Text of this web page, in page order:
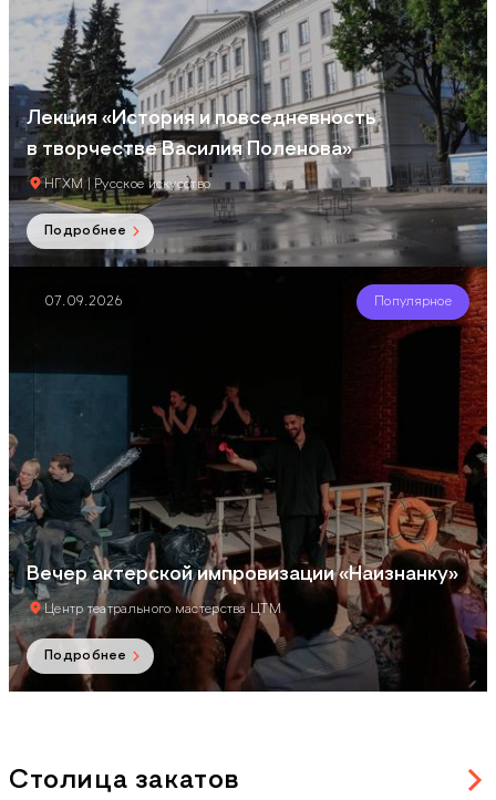
Лекция «История и повседневность
в творчестве Василия Поленова»
НГХМ | Русское искусство
Подробнее
07.09.2026 Популярное
Вечер актерской импровизации «Наизнанку»
Центр театрального мастерства ЦТМ
Подробнее
Столица закатов